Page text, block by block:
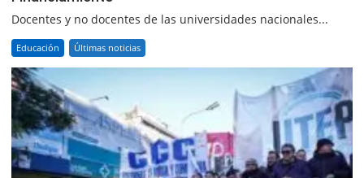
Docentes y no docentes de las universidades nacionales...
Educación Últimas noticias